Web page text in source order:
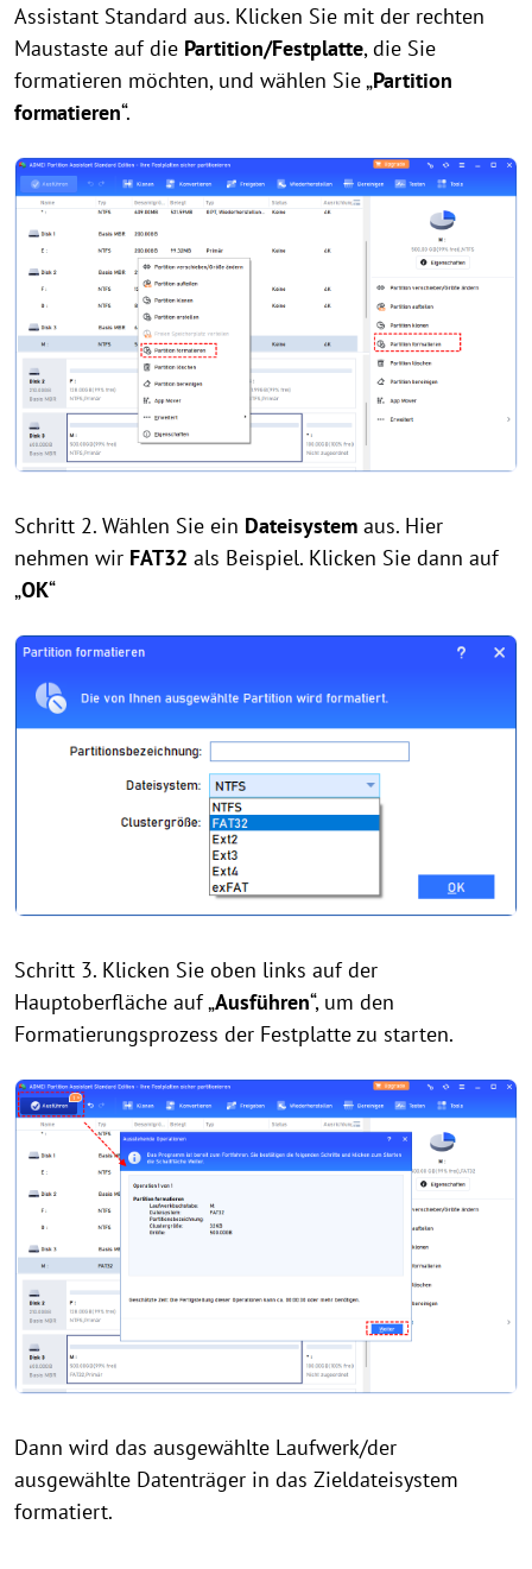
Assistant Standard aus. Klicken Sie mit der rechten
Maustaste auf die Partition/Festplatte, die Sie
formatieren möchten, und wählen Sie „Partition
formatieren“.
Schritt 2. Wählen Sie ein Dateisystem aus. Hier
nehmen wir FAT32 als Beispiel. Klicken Sie dann auf
„OK“
Schritt 3. Klicken Sie oben links auf der
Hauptoberfläche auf „Ausführen“, um den
Formatierungsprozess der Festplatte zu starten.
Dann wird das ausgewählte Laufwerk/der
ausgewählte Datenträger in das Zieldateisystem
formatiert.